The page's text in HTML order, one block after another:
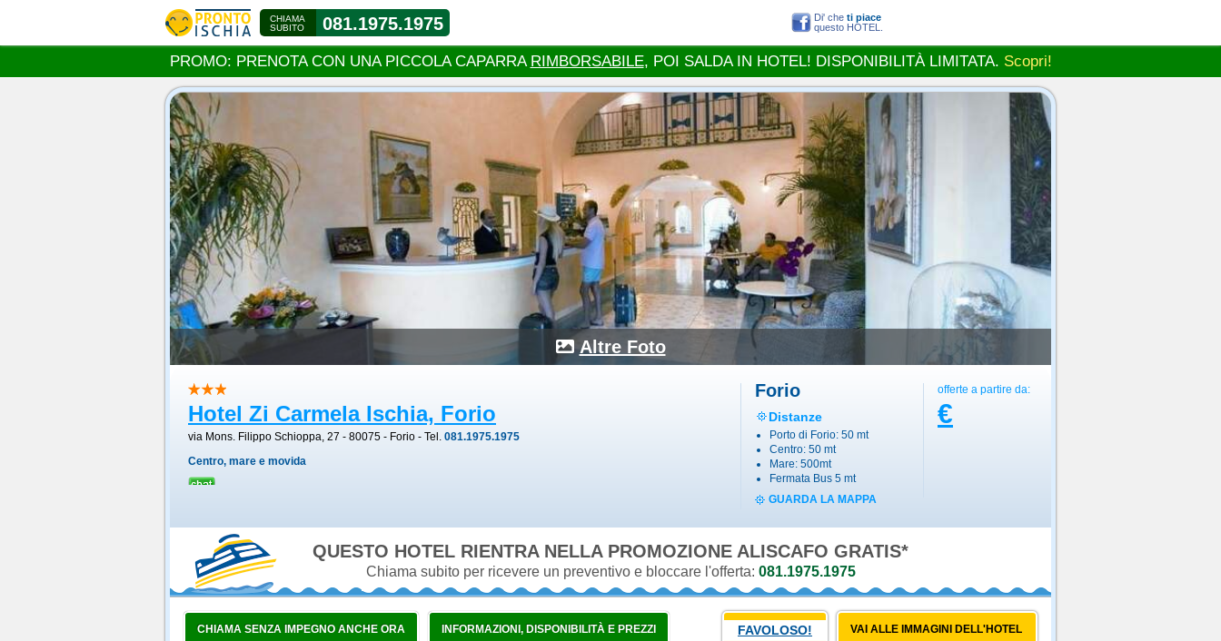
Altre Foto
Hotel Zi Carmela Ischia, Forio
via Mons. Filippo Schioppa, 27 - 80075 - Forio - Tel. 081.1975.1975
Centro, mare e movida
offerte a partire da:
€
Forio
Distanze
Porto di Forio: 50 mt
Centro: 50 mt
Mare: 500mt
Fermata Bus 5 mt
GUARDA LA MAPPA
QUESTO HOTEL RIENTRA NELLA PROMOZIONE ALISCAFO GRATIS*
Chiama subito per ricevere un preventivo e bloccare l'offerta: 081.1975.1975
VAI ALLE IMMAGINI DELL'HOTEL
FAVOLOSO!
CHIAMA SENZA IMPEGNO ANCHE ORA INFORMAZIONI, DISPONIBILITÀ E PREZZI
CHIAMA
SUBITO
081.1975.1975 Di' che ti piace
questo HOTEL.
PROMO: PRENOTA CON UNA PICCOLA CAPARRA RIMBORSABILE, POI SALDA IN HOTEL! DISPONIBILITÀ LIMITATA. Scopri!